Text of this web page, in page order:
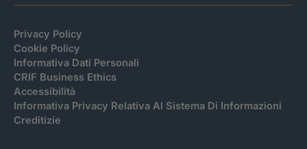
Privacy Policy
Cookie Policy
Informativa Dati Personali
CRIF Business Ethics
Accessibilità
Informativa Privacy Relativa Al Sistema Di Informazioni
Creditizie